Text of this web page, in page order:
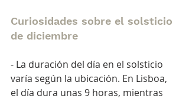
Curiosidades sobre el solsticio
de diciembre
- La duración del día en el solsticio
varía según la ubicación. En Lisboa,
el día dura unas 9 horas, mientras